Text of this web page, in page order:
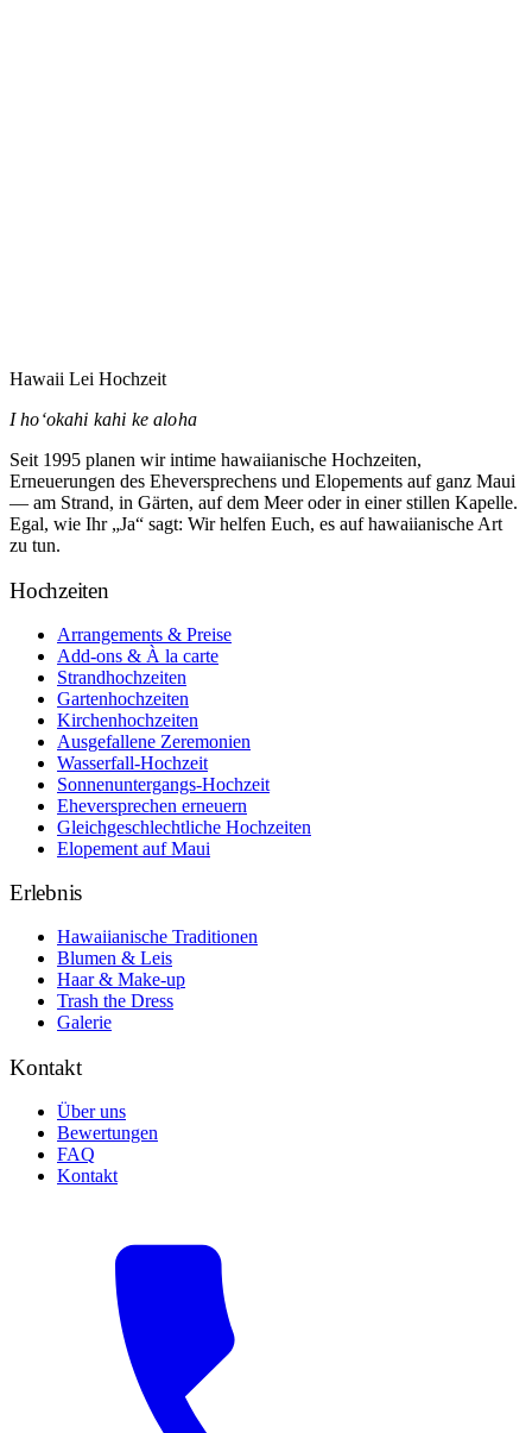
Hawaii Lei Hochzeit
I hoʻokahi kahi ke aloha
Seit 1995 planen wir intime hawaiianische Hochzeiten,
Erneuerungen des Eheversprechens und Elopements auf ganz Maui
— am Strand, in Gärten, auf dem Meer oder in einer stillen Kapelle.
Egal, wie Ihr „Ja“ sagt: Wir helfen Euch, es auf hawaiianische Art
zu tun.
Hochzeiten
Arrangements & Preise
Add-ons & À la carte
Strandhochzeiten
Gartenhochzeiten
Kirchenhochzeiten
Ausgefallene Zeremonien
Wasserfall-Hochzeit
Sonnenuntergangs-Hochzeit
Eheversprechen erneuern
Gleichgeschlechtliche Hochzeiten
Elopement auf Maui
Erlebnis
Hawaiianische Traditionen
Blumen & Leis
Haar & Make-up
Trash the Dress
Galerie
Kontakt
Über uns
Bewertungen
FAQ
Kontakt